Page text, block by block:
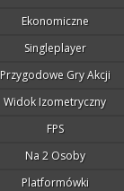
Ekonomiczne
Singleplayer
Przygodowe Gry Akcji
Widok Izometryczny
FPS
Na 2 Osoby
Platformówki